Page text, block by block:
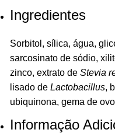
Ingredientes
Sorbitol, sílica, água,
sarcosinato de sódio,
zinco, extrato de Stevia
lisado de Lactobacillus,
ubiquinona, gema de
Informação